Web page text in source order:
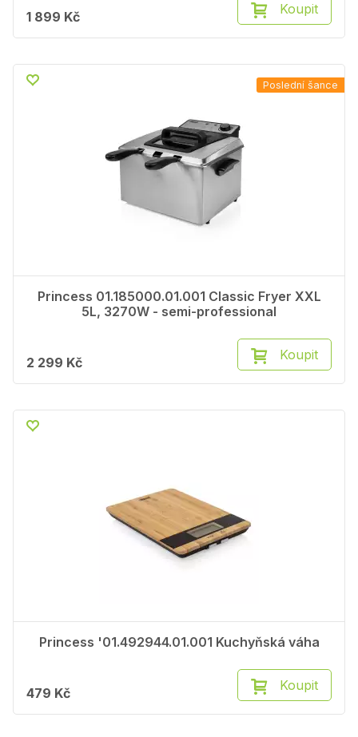
1 899 Kč Koupit
Princess 01.185000.01.001 Classic Fryer XXL
5L, 3270W - semi-professional
2 299 Kč Koupit
Poslední šance
Princess '01.492944.01.001 Kuchyňská váha
479 Kč Koupit